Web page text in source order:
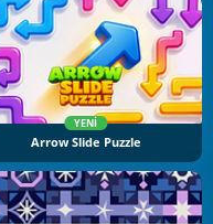
YENI
Arrow Slide Puzzle